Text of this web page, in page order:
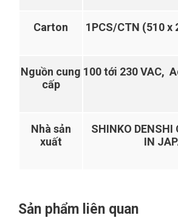
Carton 1PCS/CTN (510 x
Nguồn cung
cấp
100 tới 230 VAC,
Nhà sản
xuất
SHINKO DENSHI
IN
Sản phẩm liên quan